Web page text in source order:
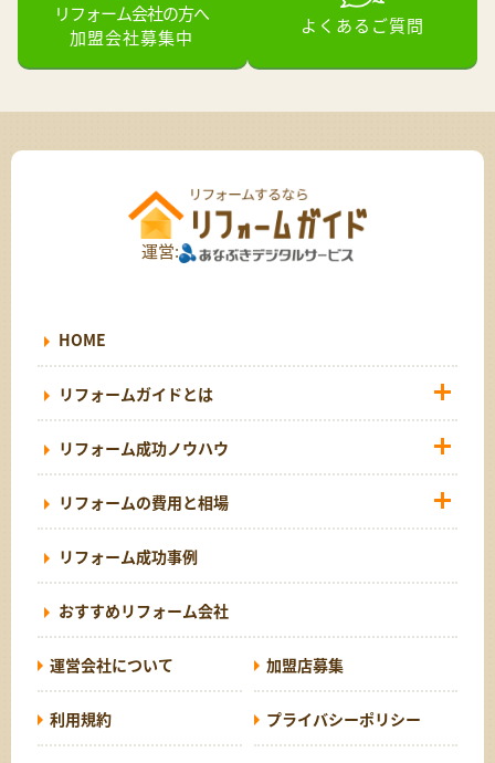
リフォーム会社の方へ
加盟会社募集中
よくあるご質問
運営:
HOME
リフォームガイドとは
リフォーム成功ノウハウ
リフォームの費用と相場
リフォーム成功事例
おすすめリフォーム会社
運営会社について 加盟店募集
利用規約 プライバシーポリシー